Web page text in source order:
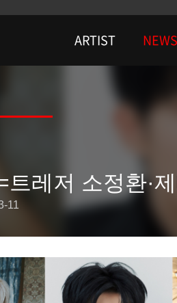
ARTIST NEWS
트레저 소정환·
11